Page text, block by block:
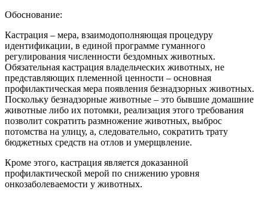
Обоснование:
Кастрация – мера, взаимодополняющая процедуру
идентификации, в единой программе гуманного
регулирования численности бездомных животных.
Обязательная кастрация владельческих животных, не
представляющих племенной ценности – основная
профилактическая мера появления безнадзорных животных.
Поскольку безнадзорные животные – это бывшие домашние
животные либо их потомки, реализация этого требования
позволит сократить размножение животных, выброс
потомства на улицу, а, следовательно, сократить трату
бюджетных средств на отлов и умерщвление.
Кроме этого, кастрация является доказанной
профилактической мерой по снижению уровня
онкозаболеваемости у животных.